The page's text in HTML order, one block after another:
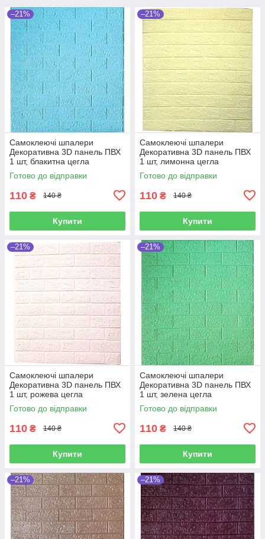
–21%
Самоклеючі шпалери
Декоративна 3D панель ПВХ
1 шт, блакитна цегла
700х770х4мм
Готово до відправки
110 ₴ 140 ₴
Купити
–21%
Самоклеючі шпалери
Декоративна 3D панель ПВХ
1 шт, лимонна цегла
700х770х4мм
Готово до відправки
110 ₴ 140 ₴
Купити
–21%
Самоклеючі шпалери
Декоративна 3D панель ПВХ
1 шт, рожева цегла
700х770х4мм
Готово до відправки
110 ₴ 140 ₴
Купити
–21%
Самоклеючі шпалери
Декоративна 3D панель ПВХ
1 шт, зелена цегла
700х770х4мм
Готово до відправки
110 ₴ 140 ₴
Купити
–21% –21%